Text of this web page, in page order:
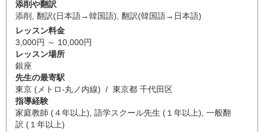
添削や翻訳
添削
翻訳(日本語→韓国語) 翻訳(韓国語→日本語)
レッスン料金
3,000円 ～ 10,000円
レッスン場所
銀座
先生の最寄駅
東京 (メトロ-丸ノ内線) / 東京都 千代田区
指導経験
家庭教師 (４年以上), 語学スクール先生 (１年以上), 一般翻
訳 (１年以上)